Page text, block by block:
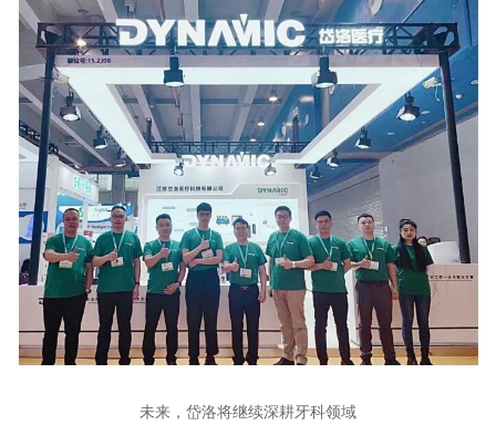
未来，岱洛将继续深耕牙科领域